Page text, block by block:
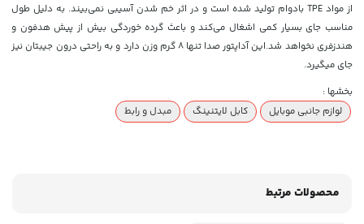
از مواد TPE بادوام تولید شده است و در اثر خم شدن آسیبی نمی‌بیند. به دلیل طول
مناسب جای بسیار کمی اشغال می‌کند و باعث گرده خوردگی بیش از پیش هدفون و
هندزفری نخواهد شد.این آداپتور صدا تنها 8 گرم وزن دارد و به راحتی درون جیبتان نیز
جای میگیرد.
بخشها :
لوازم جانبی موبایل
کابل لایتنینگ مبدل و رابط
محصولات مرتبط